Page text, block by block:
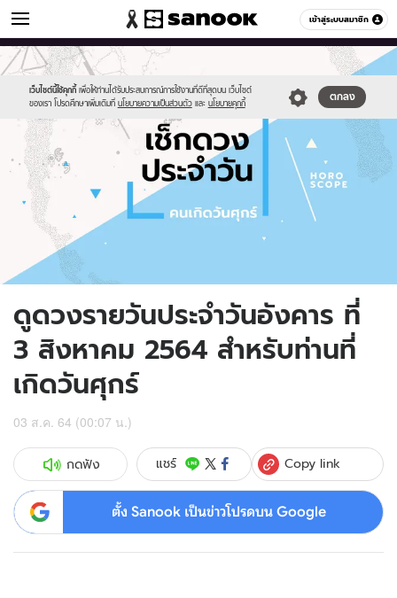
เข้าสู่ระบบสมาชิก
ดูดวง หมวดอื่นๆ
เว็บไซต์นี้ใช้คุกกี้ เพื่อให้ท่านได้รับประสบการณ์การใช้งานที่ดีที่สุดบน เว็บไซต์
ของเรา โปรดศึกษาเพิ่มเติมที่ นโยบายความเป็นส่วนตัว และ นโยบายคุกกี้
ตกลง
Sanook
//s.isanook.com/sr/0/images/logo-
new-
sanook.png
600
60
//s.isanook.com/ho/0/ud/fxd/day/daily-
horoscope-
friday.jpg
ดูดวงรายวันประจำวันอังคาร ที่
3 สิงหาคม 2564 สำหรับท่านที่
เกิดวันศุกร์
03 ส.ค. 64 (00:07 น.)
กดฟัง แชร์ Copy link
ตั้ง Sanook เป็นข่าวโปรดบน Google